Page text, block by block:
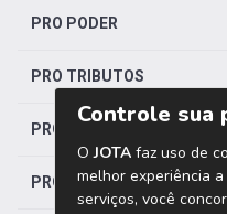
PRO PODER
PRO TRIBUTOS
PRO TRABALHISTA
PRO SAÚDE